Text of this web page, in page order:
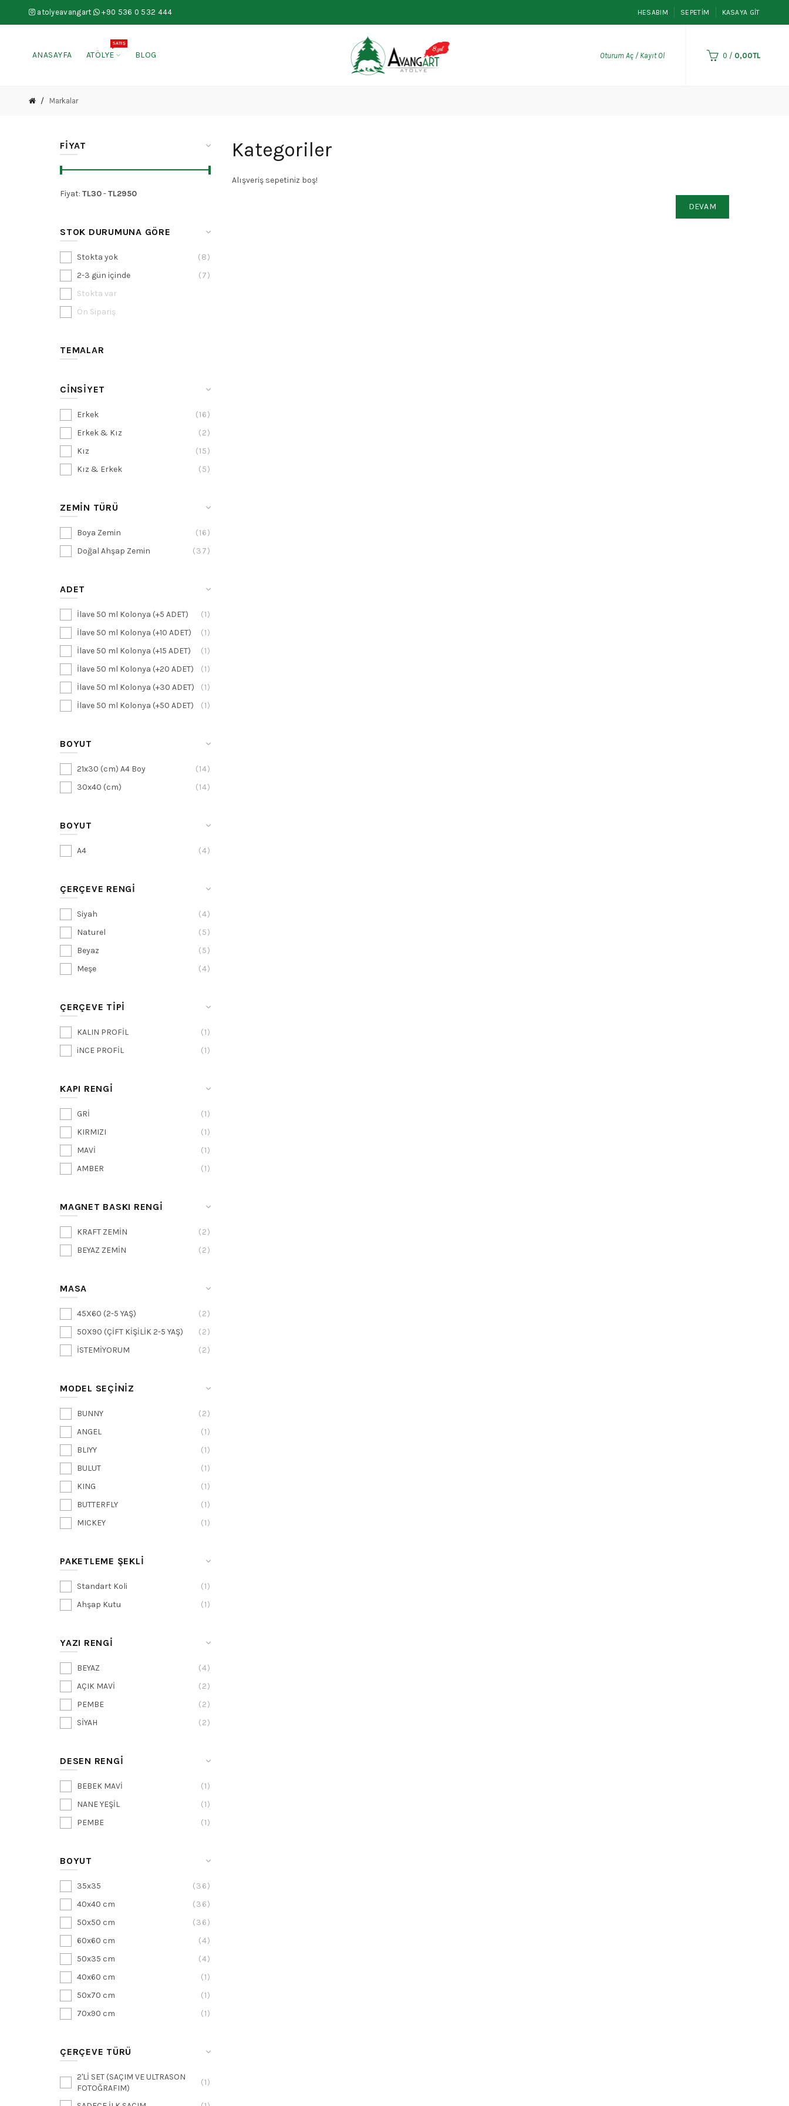
atolyeavangart +90 536 0 532 444 HESABIM SEPETIM KASAYA GIT
ANASAYFA ATÖLYE
SATIŞ
BLOG Oturum Aç / Kayıt Ol 0 / 0,00TL
Markalar
FIYAT
Fiyat: TL30-TL2950
STOK DURUMUNA GÖRE
Stokta yok
8
2-3 gün içinde
7
Stokta var
Ön Sipariş
TEMALAR
CİNSİYET
Erkek
16
Erkek & Kız
2
Kız
15
Kız & Erkek
5
ZEMIN TÜRÜ
Boya Zemin
16
Doğal Ahşap Zemin
37
ADET
İlave 50 ml Kolonya (+5 ADET)
1
İlave 50 ml Kolonya (+10 ADET)
1
İlave 50 ml Kolonya (+15 ADET)
1
İlave 50 ml Kolonya (+20 ADET)
1
İlave 50 ml Kolonya (+30 ADET)
1
İlave 50 ml Kolonya (+50 ADET)
1
BOYUT
21x30 (cm) A4 Boy
14
30x40 (cm)
14
BOYUT
A4 4
ÇERÇEVE RENGI
Siyah
4
Naturel
5
Beyaz
5
Meşe
4
ÇERÇEVE TİPİ
KALIN PROFİL
1
iNCE PROFİL
1
KAPI RENGİ
GRİ
1
KIRMIZI
1
MAVİ
1
AMBER
1
MAGNET BASKI RENGI
KRAFT ZEMİN
2
BEYAZ ZEMİN
2
MASA
45X60 (2-5 YAŞ)
2
50X90 (ÇİFT KİŞİLİK 2-5 YAŞ)
2
İSTEMİYORUM
2
MODEL SEÇİNİZ
BUNNY
2
ANGEL
1
BLIYY
1
BULUT
1
KING
1
BUTTERFLY
1
MICKEY
1
PAKETLEME ŞEKLI
Standart Koli
1
Ahşap Kutu
1
YAZI RENGİ
BEYAZ
4
AÇIK MAVİ
2
PEMBE
2
SİYAH
2
DESEN RENGİ
BEBEK MAVİ
1
NANE YEŞİL
1
PEMBE
1
BOYUT
35x35
36
40x40 cm
36
50x50 cm
36
60x60 cm
4
50x35 cm
4
40x60 cm
1
50x70 cm
1
70x90 cm
1
ÇERÇEVE TÜRÜ
2'Lİ SET (SAÇIM VE ULTRASON
FOTOĞRAFIM)
1
Kategoriler
Alışveriş sepetiniz boş!
DEVAM